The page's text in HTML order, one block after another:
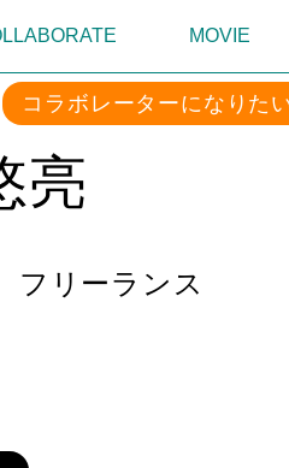
MOVIE
コラボレーターになりた
亮
リーランス